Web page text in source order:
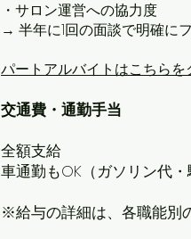
・サロン運営への協力度
→ 半年に1回の面談で明確に
パートアルバイトはこちらを
交通費・通勤手当
全額支給
車通勤もOK（ガソリン代・
※給与の詳細は、各職能別